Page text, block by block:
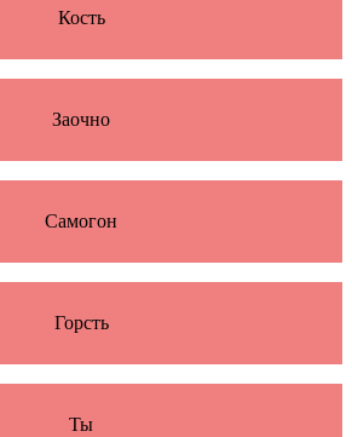
Кость
Заочно
Самогон
Горсть
Ты